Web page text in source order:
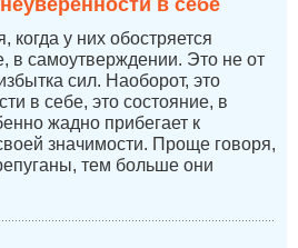
у них обостряется
в самоутверждении. Это не от
сил. Наоборот, это
в себе, это состояние, в
жадно прибегает к
значимости. Проще говоря,
тем больше они